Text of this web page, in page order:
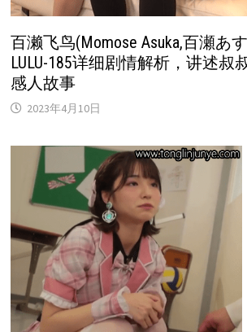
百濑飞鸟(Momose Asuka,百瀬あ
LULU-185详细剧情解析，讲述叔
感人故事
2023年4月10日